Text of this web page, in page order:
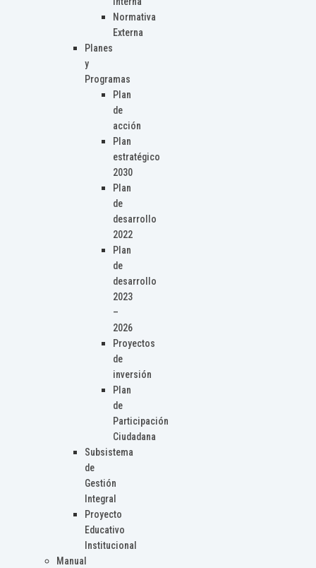
Normativa
Externa
Planes
y
Programas
Plan
de
acción
Plan
estratégico
2030
Plan
de
desarrollo
2022
Plan
de
desarrollo
2023
–
2026
Proyectos
de
inversión
Plan
de
Participación
Ciudadana
Subsistema
de
Gestión
Integral
Proyecto
Educativo
Institucional
Manual